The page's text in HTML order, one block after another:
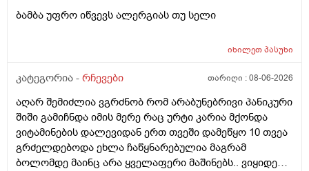
ბამბა უფრო იწვევს ალერგიას თუ სელი
იხილეთპასუხი
კატეგორია - რჩევები თარიღი :08-06-2026
აღარ შემიძლია ვგრძნობ რომ არაბუნებრივი პანიკური
შიში გამიჩნდა იმის მერე რაც ურტი კარია მქონდა
ვიტამინების დალევიდან ერთ თვეში დამეწყო 10 თვეა
გრძელდებოდა ეხლა ჩაწყნარებულია მაგრამ
ბოლომდე მაინც არა ყველაფერი მაშინებს.. ვიყიდე